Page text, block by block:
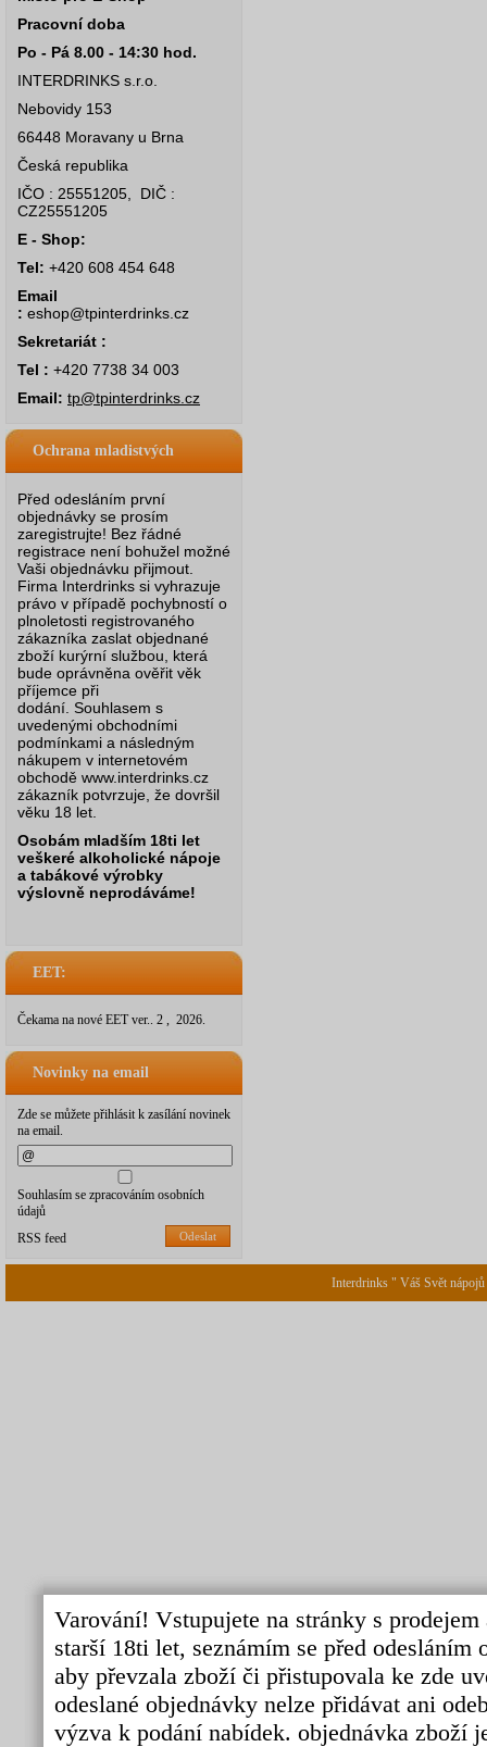
Pracovní doba
Po - Pá 8.00 - 14:30 hod.
INTERDRINKS s.r.o.
Nebovidy 153
66448 Moravany u Brna
Česká republika
IČO : 25551205, DIČ :
CZ25551205
E - Shop:
Tel: +420 608 454 648
Email
: eshop@tpinterdrinks.cz
Sekretariát :
Tel : +420 7738 34 003
Email: tp@tpinterdrinks.cz
Ochrana mladistvých
Před odesláním první
objednávky se prosím
zaregistrujte! Bez řádné
registrace není bohužel možné
Vaši objednávku přijmout.
Firma Interdrinks si vyhrazuje
právo v případě pochybností o
plnoletosti registrovaného
zákazníka zaslat objednané
zboží kurýrní službou, která
bude oprávněna ověřit věk
příjemce při
dodání. Souhlasem s
uvedenými obchodními
podmínkami a následným
nákupem v internetovém
obchodě www.interdrinks.cz
zákazník potvrzuje, že dovršil
věku 18 let.
Osobám mladším 18ti let
veškeré alkoholické nápoje
a tabákové výrobky
výslovně neprodáváme!
EET:
Čekama na nové EET ver.. 2 , 2026.
Novinky na email
Zde se můžete přihlásit k zasílání novinek
na email.
Souhlasím se zpracováním osobních
údajů
Odeslat
RSS feed
Interdrinks " Váš Svět
Varování! Vstupujete na stránky s
starší 18ti let, seznámím se před
aby převzala zboží či přistupovala ke zde
odeslané objednávky nelze přidávat ani
výzva k podání nabídek. objednávka zboží